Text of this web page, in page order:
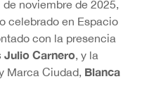
noviembre de 2025,
celebrado en Espacio
con la presencia
Julio Carnero, y la
Marca Ciudad, Blanca